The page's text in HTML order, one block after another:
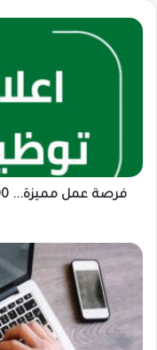
فرصة
مميزة...
في
منطقة
أفضل